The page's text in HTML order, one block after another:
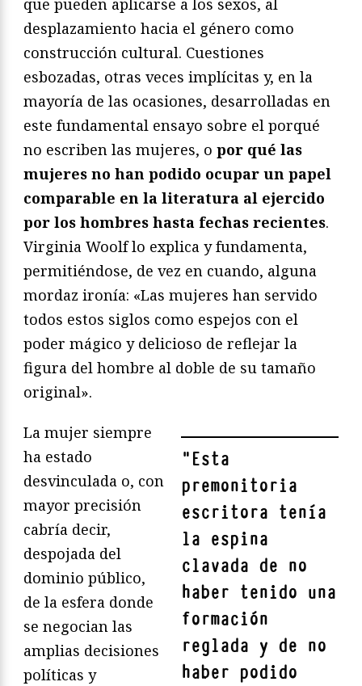
que pueden aplicarse a los sexos, al
desplazamiento hacia el género como
construcción cultural. Cuestiones
esbozadas, otras veces implícitas y, en la
mayoría de las ocasiones, desarrolladas en
este fundamental ensayo sobre el porqué
no escriben las mujeres, o por qué las
mujeres no han podido ocupar un papel
comparable en la literatura al ejercido
por los hombres hasta fechas recientes.
Virginia Woolf lo explica y fundamenta,
permitiéndose, de vez en cuando, alguna
mordaz ironía: «Las mujeres han servido
todos estos siglos como espejos con el
poder mágico y delicioso de reflejar la
figura del hombre al doble de su tamaño
original».
"Esta
premonitoria
escritora tenía
la espina
clavada de no
haber tenido una
formación
reglada y de no
haber podido
La mujer siempre
ha estado
desvinculada o, con
mayor precisión
cabría decir,
despojada del
dominio público,
de la esfera donde
se negocian las
amplias decisiones
políticas y